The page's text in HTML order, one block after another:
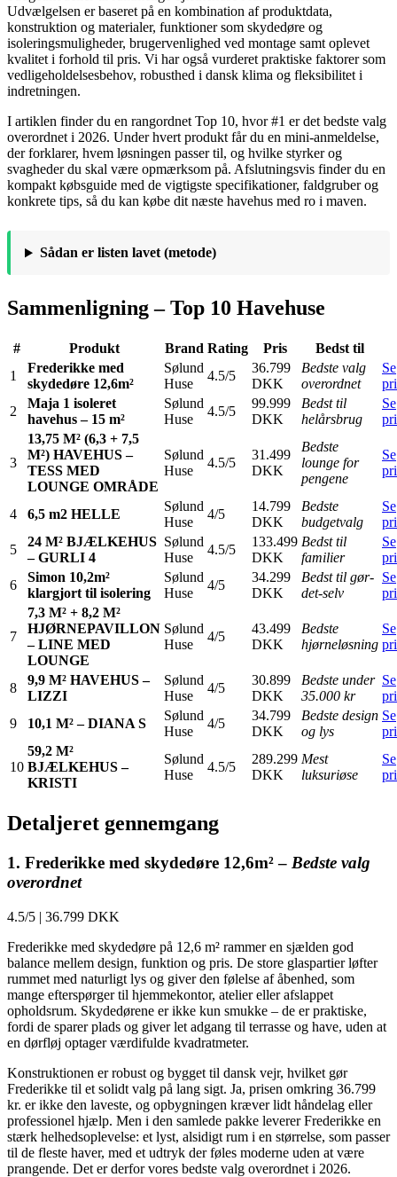
Udvælgelsen er baseret på en kombination af produktdata,
konstruktion og materialer, funktioner som skydedøre og
isoleringsmuligheder, brugervenlighed ved montage samt oplevet
kvalitet i forhold til pris. Vi har også vurderet praktiske faktorer som
vedligeholdelsesbehov, robusthed i dansk klima og fleksibilitet i
indretningen.
I artiklen finder du en rangordnet Top 10, hvor #1 er det bedste valg
overordnet i 2026. Under hvert produkt får du en mini-anmeldelse,
der forklarer, hvem løsningen passer til, og hvilke styrker og
svagheder du skal være opmærksom på. Afslutningsvis finder du en
kompakt købsguide med de vigtigste specifikationer, faldgruber og
konkrete tips, så du kan købe dit næste havehus med ro i maven.
Sådan er listen lavet (metode)
Sammenligning – Top 10 Havehuse
# Produkt Brand Rating Pris
Bedst til
1
Frederikke med
skydedøre 12,6m²
Sølund
Huse
4.5/5
36.799
DKK
Bedste valg
overordnet
Se
2
Maja 1 isoleret
havehus – 15 m²
Sølund
Huse
4.5/5
99.999
DKK
Bedst til
helårsbrug
Se
3
13,75 M² (6,3 + 7,5
M²) HAVEHUS –
TESS MED
LOUNGE OMRÅDE
Sølund
Huse
4.5/5
31.499
DKK
Bedste
lounge for
pengene
Se
4 6,5 m2 HELLE
Sølund
Huse
4/5
14.799
DKK
Bedste
budgetvalg
Se
5
24 M² BJÆLKEHUS
– GURLI 4
Sølund
Huse
4.5/5
133.499
DKK
Bedst til
familier
Se
6
Simon 10,2m²
klargjort til isolering
Sølund
Huse
4/5
34.299
DKK
Bedst til gør-
det-selv
Se
7
7,3 M² + 8,2 M²
HJØRNEPAVILLON
– LINE MED
LOUNGE
Sølund
Huse
4/5
43.499
DKK
Bedste
hjørneløsning
Se
8
9,9 M² HAVEHUS –
LIZZI
Sølund
Huse
4/5
30.899
DKK
Bedste under
35.000 kr
Se
9
10,1 M² – DIANA S
Sølund
Huse
4/5
34.799
DKK
Bedste design
og lys
Se
10
59,2 M²
BJÆLKEHUS –
KRISTI
Sølund
Huse
4.5/5
289.299
DKK
Mest
luksuriøse
Se
Detaljeret gennemgang
1. Frederikke med skydedøre 12,6m² – Bedste valg
overordnet
4.5/5 | 36.799 DKK
Frederikke med skydedøre på 12,6 m² rammer en sjælden god
balance mellem design, funktion og pris. De store glaspartier løfter
rummet med naturligt lys og giver den følelse af åbenhed, som
mange efterspørger til hjemmekontor, atelier eller afslappet
opholdsrum. Skydedørene er ikke kun smukke – de er praktiske,
fordi de sparer plads og giver let adgang til terrasse og have, uden at
en dørfløj optager værdifulde kvadratmeter.
Konstruktionen er robust og bygget til dansk vejr, hvilket gør
Frederikke til et solidt valg på lang sigt. Ja, prisen omkring 36.799
kr. er ikke den laveste, og opbygningen kræver lidt håndelag eller
professionel hjælp. Men i den samlede pakke leverer Frederikke en
stærk helhedsoplevelse: et lyst, alsidigt rum i en størrelse, som passer
til de fleste haver, med et udtryk der føles moderne uden at være
prangende. Det er derfor vores bedste valg overordnet i 2026.